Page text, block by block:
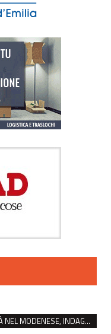
BULLISMO SU STUDENTE CON DISABILITÀ NEL MODENESE, INDAGATI DUE RAGAZZI DI 16 ANNI